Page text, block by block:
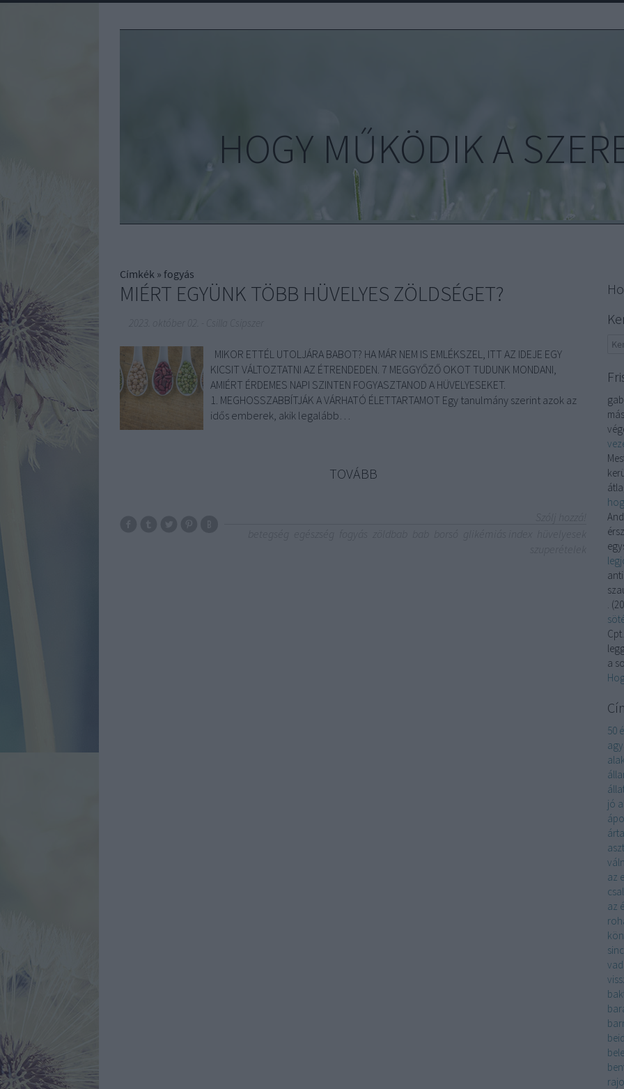
HOGY MŰKÖDIK A
Címkék » fogyás
MIÉRT EGYÜNK TÖBB HÜVELYES ZÖLDSÉGET?
MIKOR ETTÉL UTOLJÁRA BABOT? HA MÁR NEM IS EMLÉKSZEL, ITT AZ IDEJE EGY
KICSIT VÁLTOZTATNI AZ ÉTRENDEDEN. 7 MEGGYŐZŐ OKOT TUDUNK MONDANI,
AMIÉRT ÉRDEMES NAPI SZINTEN FOGYASZTANOD A HÜVELYESEKET.
1. MEGHOSSZABBÍTJÁK A VÁRHATÓ ÉLETTARTAMOT Egy tanulmány szerint azok az
idős emberek, akik legalább…
TOVÁBB
. (
a
50
jó
az
az